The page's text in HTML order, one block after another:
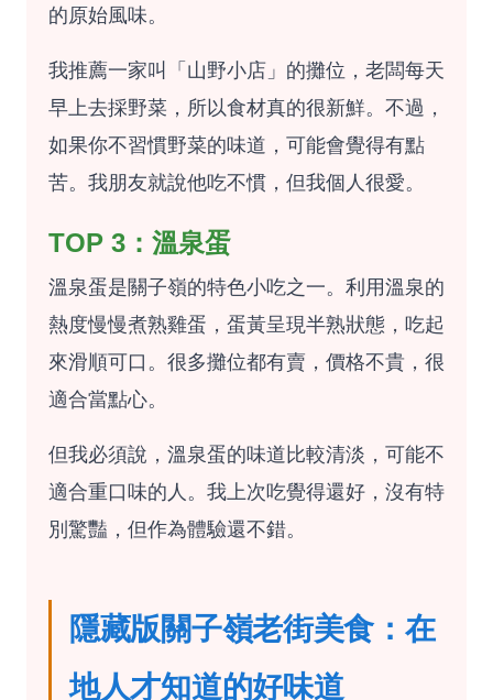
的原始風味。
我推薦一家叫「山野小店」的攤位，老闆每天
早上去採野菜，所以食材真的很新鮮。不過，
如果你不習慣野菜的味道，可能會覺得有點
苦。我朋友就說他吃不慣，但我個人很愛。
TOP 3：溫泉蛋
溫泉蛋是關子嶺的特色小吃之一。利用溫泉的
熱度慢慢煮熟雞蛋，蛋黃呈現半熟狀態，吃起
來滑順可口。很多攤位都有賣，價格不貴，很
適合當點心。
但我必須說，溫泉蛋的味道比較清淡，可能不
適合重口味的人。我上次吃覺得還好，沒有特
別驚豔，但作為體驗還不錯。
隱藏版關子嶺老街美食：在
地人才知道的好味道